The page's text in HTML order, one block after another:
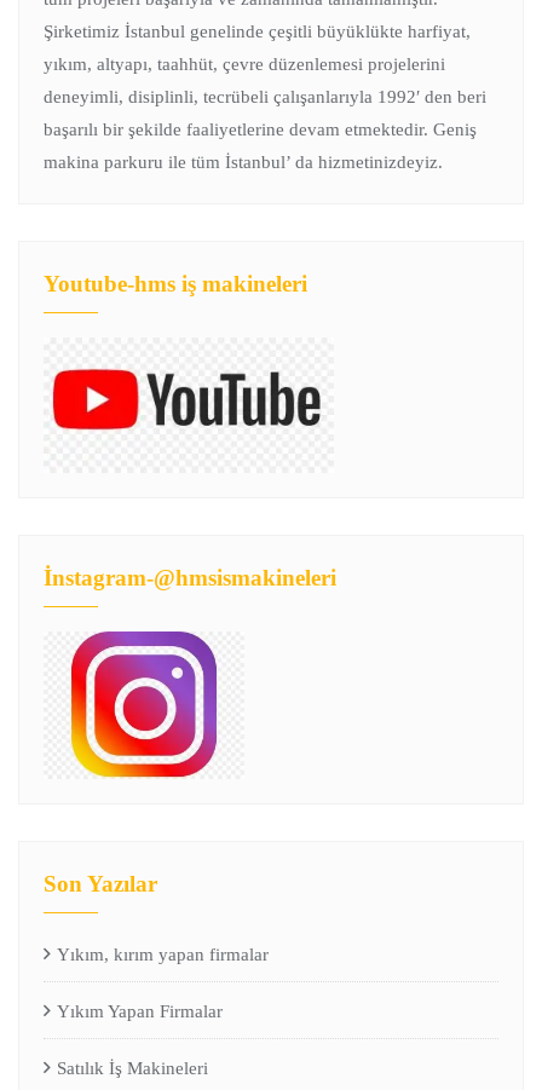
Şirketimiz İstanbul genelinde çeşitli büyüklükte harfiyat,
yıkım, altyapı, taahhüt, çevre düzenlemesi projelerini
deneyimli, disiplinli, tecrübeli çalışanlarıyla 1992′ den beri
başarılı bir şekilde faaliyetlerine devam etmektedir. Geniş
makina parkuru ile tüm İstanbul’ da hizmetinizdeyiz.
Youtube-hms iş makineleri
İnstagram-@hmsismakineleri
Son Yazılar
Yıkım, kırım yapan firmalar
Yıkım Yapan Firmalar
Satılık İş Makineleri